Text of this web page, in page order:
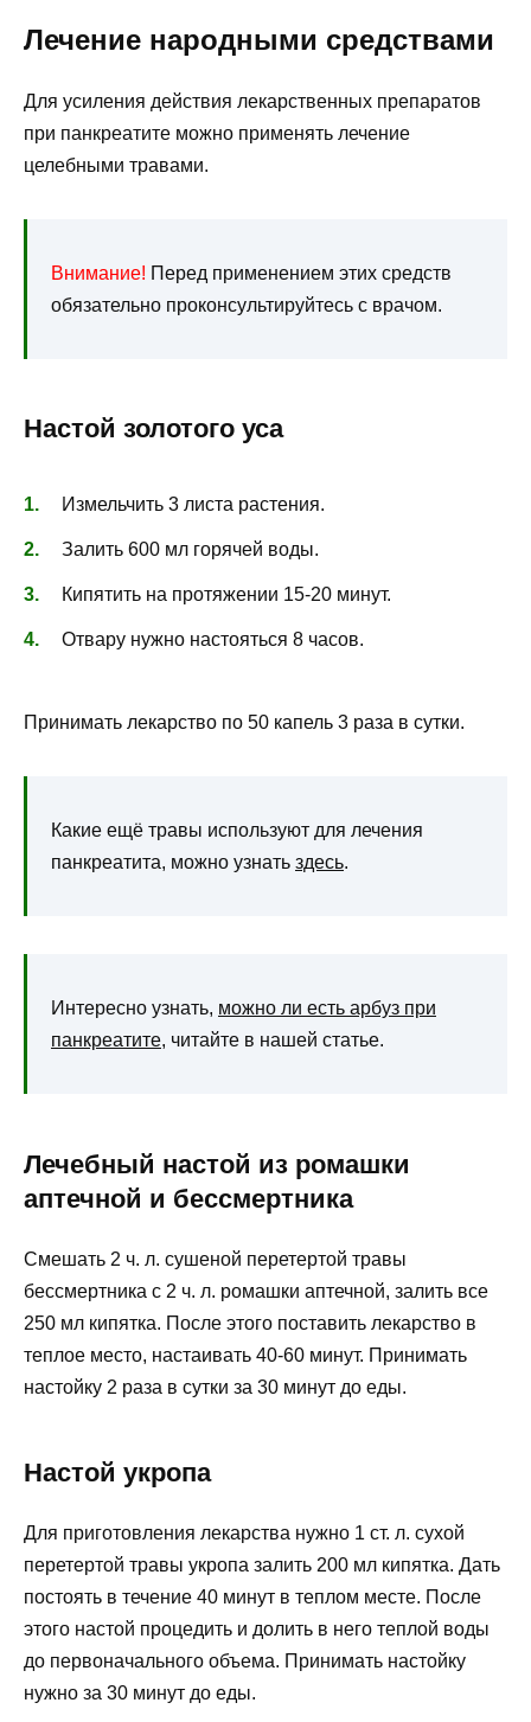
Лечение народными средствами
Для усиления действия лекарственных препаратов
при панкреатите можно применять лечение
целебными травами.
Внимание! Перед применением этих средств
обязательно проконсультируйтесь с врачом.
Настой золотого уса
Измельчить 3 листа растения.
Залить 600 мл горячей воды.
Кипятить на протяжении 15-20 минут.
Отвару нужно настояться 8 часов.
Принимать лекарство по 50 капель 3 раза в сутки.
Какие ещё травы используют для лечения
панкреатита, можно узнать здесь.
Интересно узнать, можно ли есть арбуз при
панкреатите, читайте в нашей статье.
Лечебный настой из ромашки
аптечной и бессмертника
Смешать 2 ч. л. сушеной перетертой травы
бессмертника с 2 ч. л. ромашки аптечной, залить все
250 мл кипятка. После этого поставить лекарство в
теплое место, настаивать 40-60 минут. Принимать
настойку 2 раза в сутки за 30 минут до еды.
Настой укропа
Для приготовления лекарства нужно 1 ст. л. сухой
перетертой травы укропа залить 200 мл кипятка. Дать
постоять в течение 40 минут в теплом месте. После
этого настой процедить и долить в него теплой воды
до первоначального объема. Принимать настойку
нужно за 30 минут до еды.